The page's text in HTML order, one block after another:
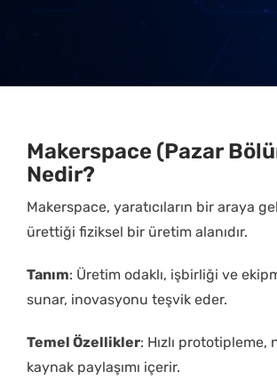
Makerspace (Pazar
Nedir?
Makerspace, yaratıcıların bir araya
ürettiği fiziksel bir üretim alanıdır.
Tanım: Üretim odaklı, işbirliği ve
sunar, inovasyonu teşvik eder.
Temel Özellikler: Hızlı
kaynak paylaşımı içerir.